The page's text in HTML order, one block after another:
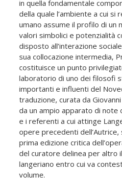
in quella fondamentale
della quale l’ambiente a cui si
umano assume il profilo di un
valori simbolici e potenzialità
disposto all’interazione
sua collocazione intermedia,
costituisce un punto
laboratorio di uno dei filosofi
importanti e influenti del
traduzione, curata da
da un ampio apparato di note
e i referenti a cui attinge
opere precedenti dell’Autrice,
prima edizione critica
del curatore delinea per altro
langeriano entro cui va
volume.